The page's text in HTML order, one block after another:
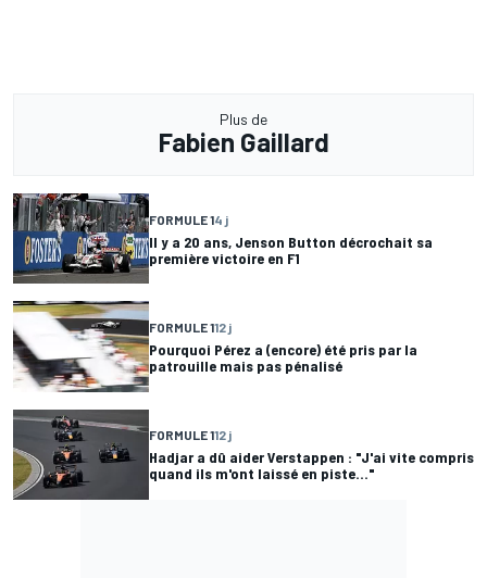
Plus de
Fabien Gaillard
FORMULE 14 j
Il y a 20 ans, Jenson Button décrochait sa
première victoire en F1
FORMULE 112 j
Pourquoi Pérez a (encore) été pris par la
patrouille mais pas pénalisé
FORMULE 112 j
Hadjar a dû aider Verstappen : "J'ai vite compris
quand ils m'ont laissé en piste..."